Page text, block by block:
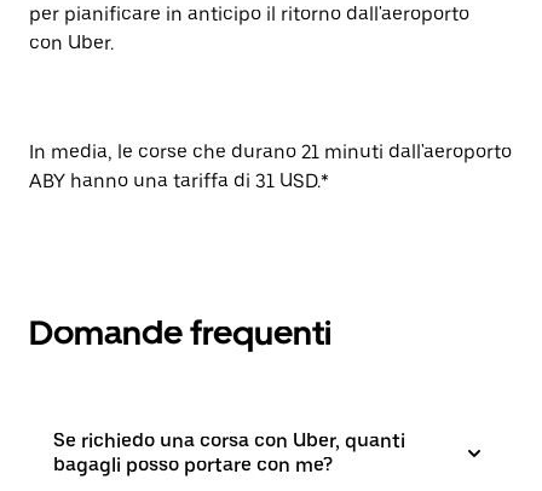
per pianificare in anticipo il ritorno dall'aeroporto
con Uber.
In media, le corse che durano 21 minuti dall'aeroporto
ABY hanno una tariffa di 31 USD.*
Domande frequenti
Se richiedo una corsa con Uber, quanti
bagagli posso portare con me?